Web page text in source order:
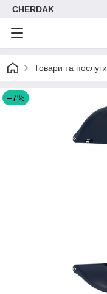
CHERDAK
Товари та послуги
–7%